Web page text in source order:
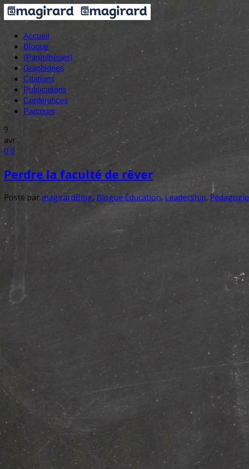
Accueil
Blogue
(Parenthèses)
Graphidées
Citations
Publications
Conférences
Parcours
9
avr
0 0
Perdre la faculté de rêver
Posté par magirardBlog, Blogue Éducation, Leadership, Pédagogie